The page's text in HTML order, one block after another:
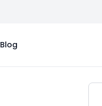
Blog